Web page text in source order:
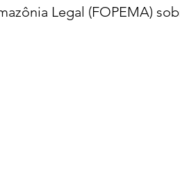
Legal (FOPEMA)